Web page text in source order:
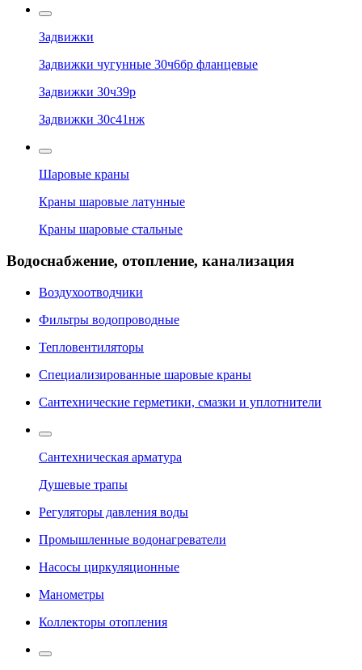
Задвижки
Задвижки чугунные 30ч6бр фланцевые
Задвижки 30ч39р
Задвижки 30с41нж
Шаровые краны
Краны шаровые латунные
Краны шаровые стальные
Водоснабжение, отопление, канализация
Воздухоотводчики
Фильтры водопроводные
Тепловентиляторы
Специализированные шаровые краны
Сантехнические герметики, смазки и уплотнители
Сантехническая арматура
Душевые трапы
Регуляторы давления воды
Промышленные водонагреватели
Насосы циркуляционные
Манометры
Коллекторы отопления